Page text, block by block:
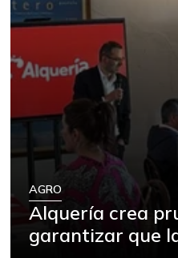
AGRO
Alquería crea
garantizar que